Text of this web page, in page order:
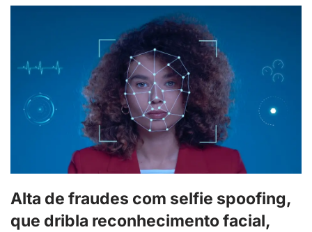
Alta de fraudes com selfie spoofing,
que dribla reconhecimento facial,